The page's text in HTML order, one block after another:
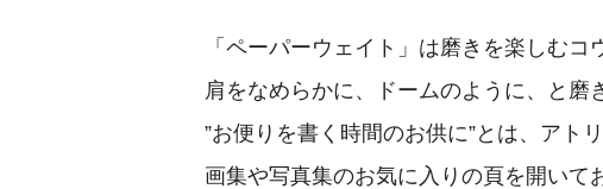
「ペーパーウェイト」は磨きを楽しむコ
肩をなめらかに、ドームのように、と磨
”お便りを書く時間のお供に”とは、アト
画集や写真集のお気に入りの頁を開いて